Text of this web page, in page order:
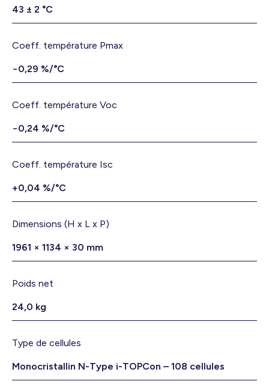
43 ± 2 °C
Coeff. température Pmax
−0,29 %/°C
Coeff. température Voc
−0,24 %/°C
Coeff. température Isc
+0,04 %/°C
Dimensions (H x L x P)
1961 × 1134 × 30 mm
Poids net
24,0 kg
Type de cellules
Monocristallin N-Type i-TOPCon – 108 cellules